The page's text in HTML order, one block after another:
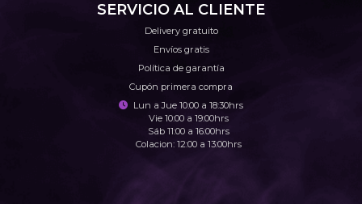
SERVICIO AL CLIENTE
Delivery gratuito
Envíos gratis
Política de garantía
Cupón primera compra
Lun a Jue 10:00 a 18:30hrs
Vie 10:00 a 19:00hrs
Sáb 11:00 a 16:00hrs
Colacion: 12:00 a 13:00hrs